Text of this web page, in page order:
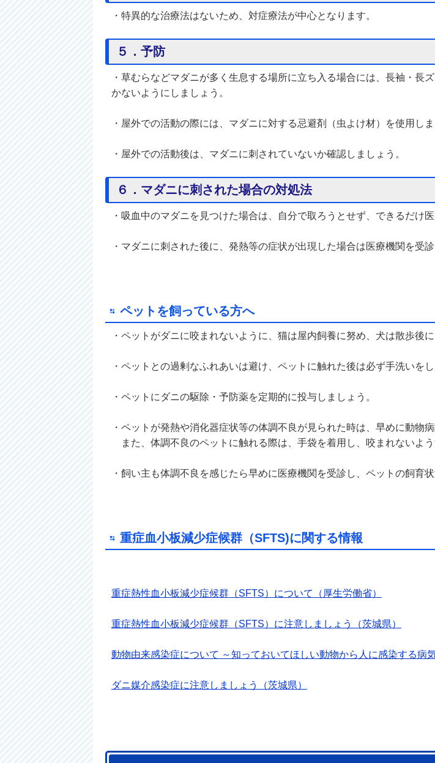
・特異的な治療法はないため、対症療法が中心となります。
５．予防
・草むらなどマダニが多く生息する場所に立ち入る場合には、長袖・長
かないようにしましょう。
・屋外での活動の際には、マダニに対する忌避剤（虫よけ材）を使用しま
・屋外での活動後は、マダニに刺されていないか確認しましょう。
６．マダニに刺された場合の対処法
・吸血中のマダニを見つけた場合は、自分で取ろうとせず、できるだけ
・マダニに刺された後に、発熱等の症状が出現した場合は医療機関を受診
ペットを飼っている方へ
・ペットがダニに咬まれないように、猫は屋内飼養に努め、犬は散歩後
・ペットとの過剰なふれあいは避け、ペットに触れた後は必ず手洗いをし
・ペットにダニの駆除・予防薬を定期的に投与しましょう。
・ペットが発熱や消化器症状等の体調不良が見られた時は、早めに動物
また、体調不良のペットに触れる際は、手袋を着用し、咬まれないよう
・飼い主も体調不良を感じたら早めに医療機関を受診し、ペットの飼育
重症血小板減少症候群（SFTS)に関する情報
重症熱性血小板減少症候群（SFTS）について（厚生労働省）
重症熱性血小板減少症候群（SFTS）に注意しましょう（茨城県）
動物由来感染症について ～知っておいてほしい動物から人に感染する病
ダニ媒介感染症に注意しましょう（茨城県）